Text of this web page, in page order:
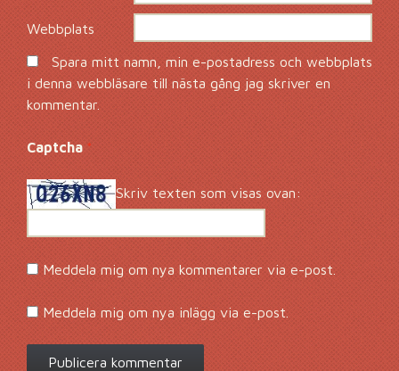
Webbplats
Spara mitt namn, min e-postadress och webbplats
i denna webbläsare till nästa gång jag skriver en
kommentar.
Captcha *
Skriv texten som visas ovan:
Meddela mig om nya kommentarer via e-post.
Meddela mig om nya inlägg via e-post.